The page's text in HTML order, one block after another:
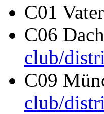
C01
C06
club/
C09
club/